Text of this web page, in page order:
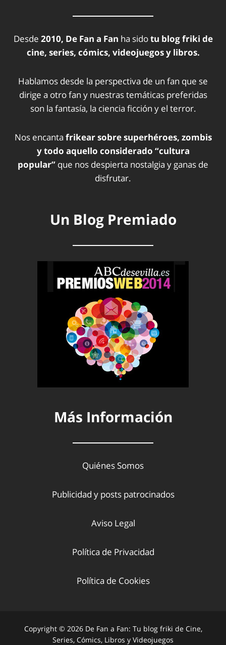
Desde 2010, De Fan a Fan ha sidotu blog friki de
cine, series, cómics, videojuegos y libros.
Hablamos desde la perspectiva de un fan que se
dirige a otro fan y nuestras temáticas preferidas
son la fantasía, la ciencia ficción y el terror.
Nos encanta frikear sobre superhéroes, zombis
y todo aquello considerado “cultura
popular” que nos despierta nostalgia y ganas de
disfrutar.
Un Blog Premiado
Más Información
Quiénes Somos
Publicidad y posts patrocinados
Aviso Legal
Política de Privacidad
Política de Cookies
Copyright © 2026 De Fan a Fan: Tu blog friki de Cine,
Series, Cómics, Libros y Videojuegos